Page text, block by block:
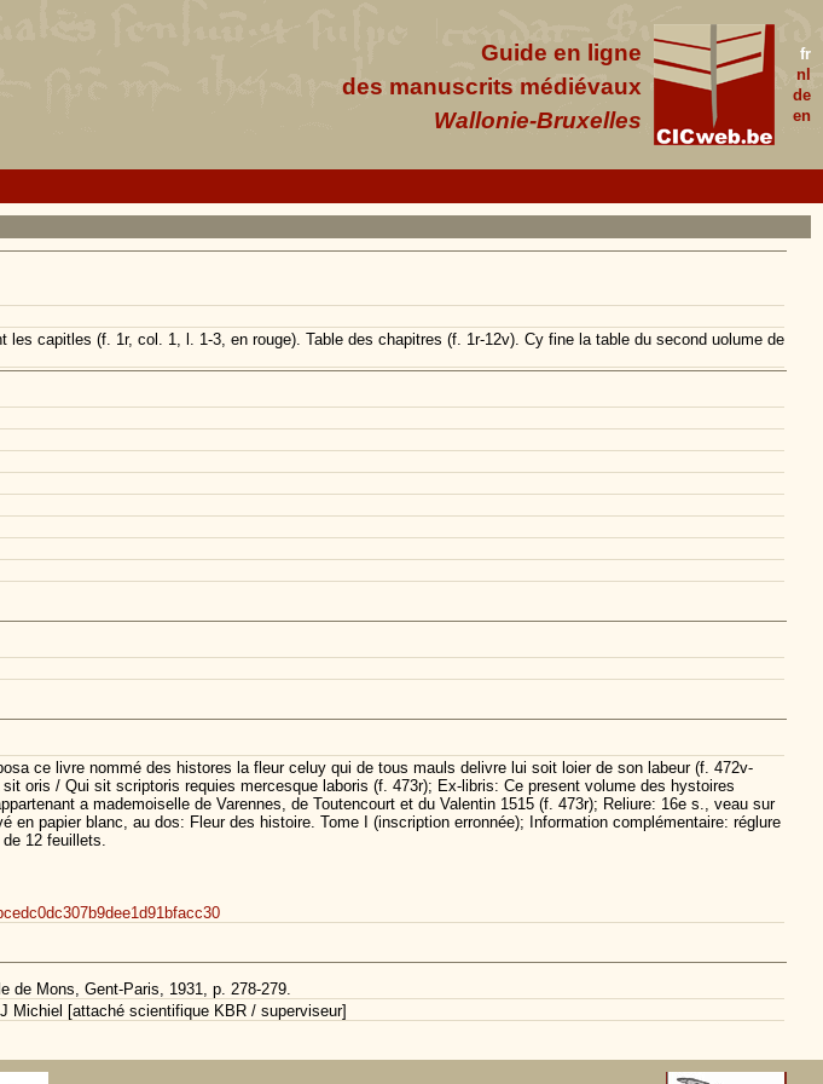
fr
nl
de
en
Guide en ligne
des manuscrits médiévaux
Wallonie-Bruxelles
capitles (f. 1r, col. 1, l. 1-3, en rouge). Table des chapitres (f. 1r-12v). Cy fine la table du second uolume de
ce livre nommé des histores la fleur celuy qui de tous mauls delivre lui soit loier de son labeur (f. 472v-
oris / Qui sit scriptoris requies mercesque laboris (f. 473r); Ex-libris: Ce present volume des hystoires
a mademoiselle de Varennes, de Toutencourt et du Valentin 1515 (f. 473r); Reliure: 16e s., veau sur
papier blanc, au dos: Fleur des histoire. Tome I (inscription erronnée); Information complémentaire: réglure
12 feuillets.
de Mons, Gent-Paris, 1931, p. 278-279.
Michiel [attaché scientifique KBR / superviseur]